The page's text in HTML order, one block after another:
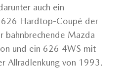
auch ein
626 Hardtop-Coupé der
bahnbrechende Mazda
und ein 626 4WS mit
Allradlenkung von 1993.